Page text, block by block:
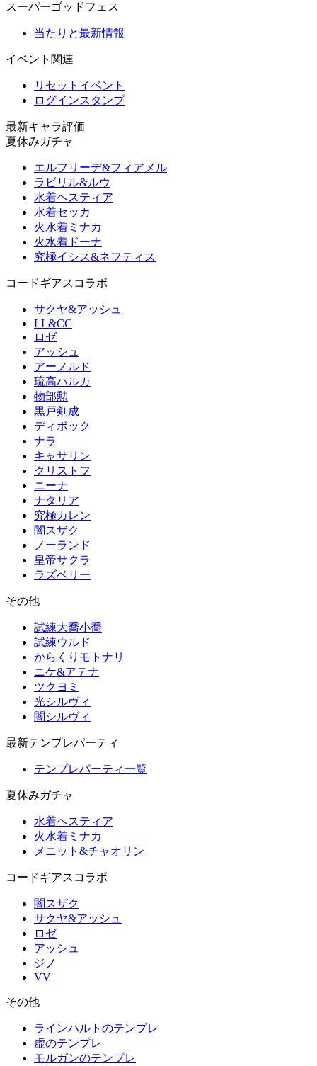
スーパーゴッドフェス
当たりと最新情報
イベント関連
リセットイベント
ログインスタンプ
最新キャラ評価
夏休みガチャ
エルフリーデ&フィアメル
ラビリル&ルウ
水着ヘスティア
水着セッカ
火水着ミナカ
火水着ドーナ
究極イシス&ネフティス
コードギアスコラボ
サクヤ&アッシュ
LL&CC
ロゼ
アッシュ
アーノルド
琉高ハルカ
物部勲
黒戸剣成
ディボック
ナラ
キャサリン
クリストフ
ニーナ
ナタリア
究極カレン
闇スザク
ノーランド
皇帝サクラ
ラズベリー
その他
試練大喬小喬
試練ウルド
からくりモトナリ
ニケ&アテナ
ツクヨミ
光シルヴィ
闇シルヴィ
最新テンプレパーティ
テンプレパーティ一覧
夏休みガチャ
水着ヘスティア
火水着ミナカ
メニット&チャオリン
コードギアスコラボ
闇スザク
サクヤ&アッシュ
ロゼ
アッシュ
ジノ
VV
その他
ラインハルトのテンプレ
虚のテンプレ
モルガンのテンプレ